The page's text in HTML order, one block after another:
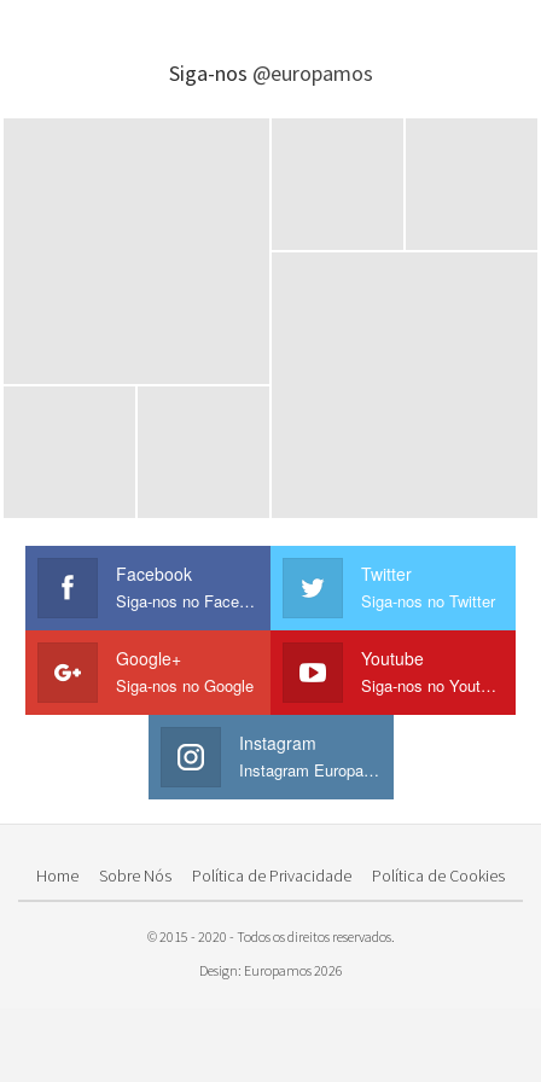
Siga-nos @europamos
Facebook
Siga-nos no Facebook
Twitter
Siga-nos no Twitter
Google+
Siga-nos no Google
Youtube
Siga-nos no Youtube
Instagram
Instagram Europamos
Home Sobre Nós Política de Privacidade Política de Cookies
© 2015 - 2020 - Todos os direitos reservados.
Design: Europamos 2026